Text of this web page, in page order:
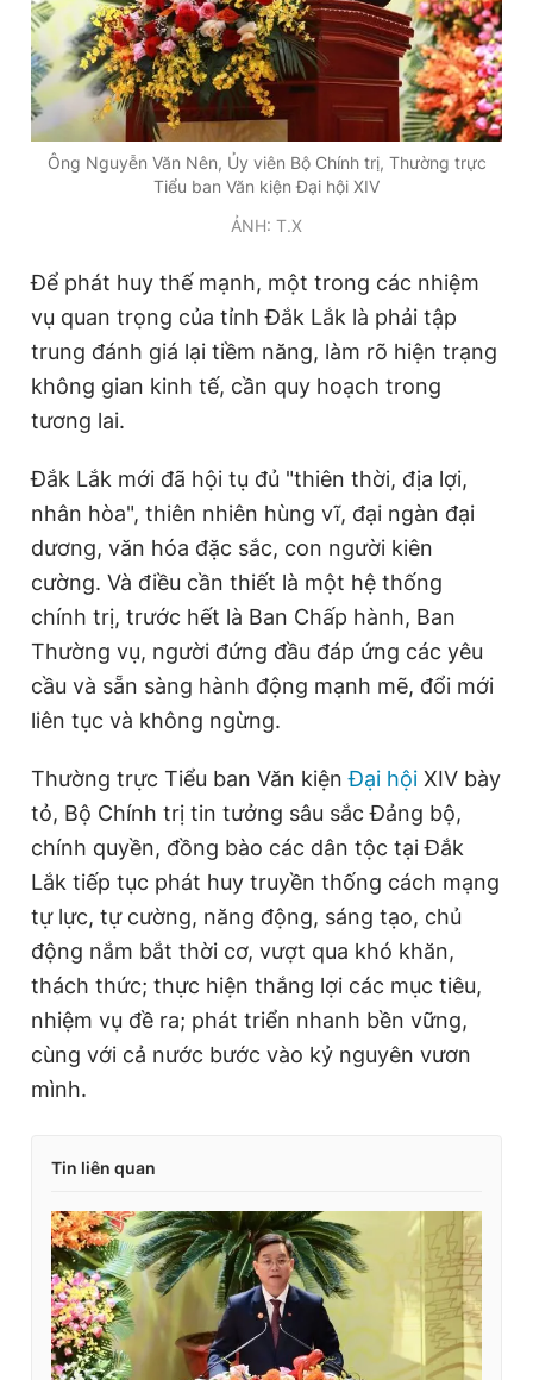
Ông Nguyễn Văn Nên, Ủy viên Bộ Chính trị, Thường trực
Tiểu ban Văn kiện Đại hội XIV
ẢNH: T.X
Để phát huy thế mạnh, một trong các nhiệm
vụ quan trọng của tỉnh Đắk Lắk là phải tập
trung đánh giá lại tiềm năng, làm rõ hiện trạng
không gian kinh tế, cần quy hoạch trong
tương lai.
Đắk Lắk mới đã hội tụ đủ "thiên thời, địa lợi,
nhân hòa", thiên nhiên hùng vĩ, đại ngàn đại
dương, văn hóa đặc sắc, con người kiên
cường. Và điều cần thiết là một hệ thống
chính trị, trước hết là Ban Chấp hành, Ban
Thường vụ, người đứng đầu đáp ứng các yêu
cầu và sẵn sàng hành động mạnh mẽ, đổi mới
liên tục và không ngừng.
Thường trực Tiểu ban Văn kiệnĐại hội XIV bày
tỏ, Bộ Chính trị tin tưởng sâu sắc Đảng bộ,
chính quyền, đồng bào các dân tộc tại Đắk
Lắk tiếp tục phát huy truyền thống cách mạng
tự lực, tự cường, năng động, sáng tạo, chủ
động nắm bắt thời cơ, vượt qua khó khăn,
thách thức; thực hiện thắng lợi các mục tiêu,
nhiệm vụ đề ra; phát triển nhanh bền vững,
cùng với cả nước bước vào kỷ nguyên vươn
mình.
Tin liên quan